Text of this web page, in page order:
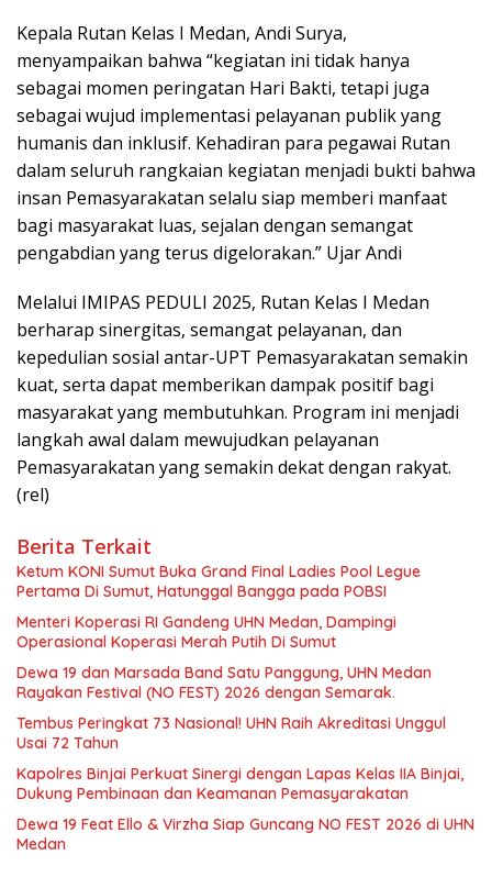
Kepala Rutan Kelas I Medan, Andi Surya,
menyampaikan bahwa “kegiatan ini tidak hanya
sebagai momen peringatan Hari Bakti, tetapi juga
sebagai wujud implementasi pelayanan publik yang
humanis dan inklusif. Kehadiran para pegawai Rutan
dalam seluruh rangkaian kegiatan menjadi bukti bahwa
insan Pemasyarakatan selalu siap memberi manfaat
bagi masyarakat luas, sejalan dengan semangat
pengabdian yang terus digelorakan.” Ujar Andi
Melalui IMIPAS PEDULI 2025, Rutan Kelas I Medan
berharap sinergitas, semangat pelayanan, dan
kepedulian sosial antar-UPT Pemasyarakatan semakin
kuat, serta dapat memberikan dampak positif bagi
masyarakat yang membutuhkan. Program ini menjadi
langkah awal dalam mewujudkan pelayanan
Pemasyarakatan yang semakin dekat dengan rakyat.
(rel)
Berita Terkait
Ketum KONI Sumut Buka Grand Final Ladies Pool Legue
Pertama Di Sumut, Hatunggal Bangga pada POBSI
Menteri Koperasi RI Gandeng UHN Medan, Dampingi
Operasional Koperasi Merah Putih Di Sumut
Dewa 19 dan Marsada Band Satu Panggung, UHN Medan
Rayakan Festival (NO FEST) 2026 dengan Semarak.
Tembus Peringkat 73 Nasional! UHN Raih Akreditasi Unggul
Usai 72 Tahun
Kapolres Binjai Perkuat Sinergi dengan Lapas Kelas IIA Binjai,
Dukung Pembinaan dan Keamanan Pemasyarakatan
Dewa 19 Feat Ello & Virzha Siap Guncang NO FEST 2026 di UHN
Medan